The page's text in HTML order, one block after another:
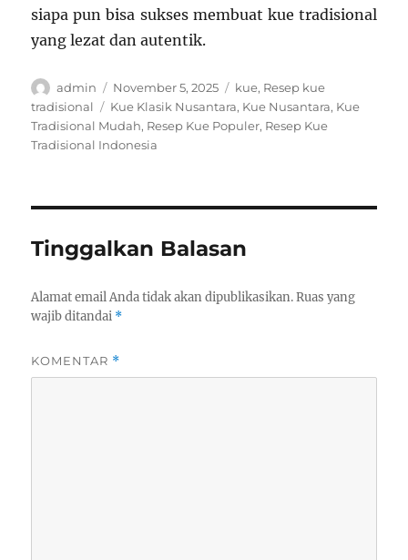
siapa pun bisa sukses membuat kue tradisional
yang lezat dan autentik.
Author
admin
Posted
on
November 5, 2025 Categories
kue, Resep kue
tradisional
Tags
Kue Klasik Nusantara, Kue Nusantara, Kue
Tradisional Mudah, Resep Kue Populer, Resep Kue
Tradisional Indonesia
Tinggalkan Balasan
Alamat email Anda tidak akan dipublikasikan. Ruas yang
wajib ditandai *
KOMENTAR *